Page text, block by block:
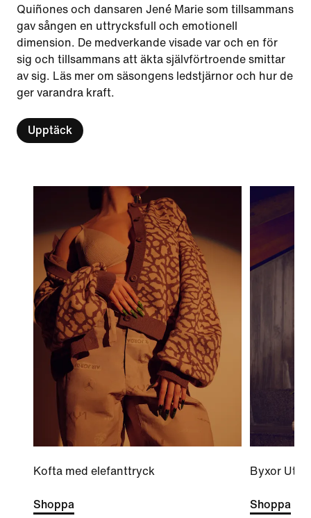
Quiñones och dansaren Jené Marie som tillsammans
gav sången en uttrycksfull och emotionell
dimension. De medverkande visade var och en för
sig och tillsammans att äkta självförtroende smittar
av sig. Läs mer om säsongens ledstjärnor och hur de
ger varandra kraft.
Upptäck
Kofta med elefanttryck
Shoppa
Byxor
Shoppa